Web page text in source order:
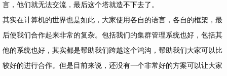
言，他们就无法交流，最后这个塔就造不下去了。
其实在计算机的世界也是如此，大家使用各自的语言，各自的框架，最
后使我们合作起来非常的复杂。包括我们的集群管理系统也好，包括其
他的系统也好，其实都是帮助我们跨越这个鸿沟，帮助我们大家可以比
较好的进行合作。但是目前来说，还没有一个非常好的方案可以让大家